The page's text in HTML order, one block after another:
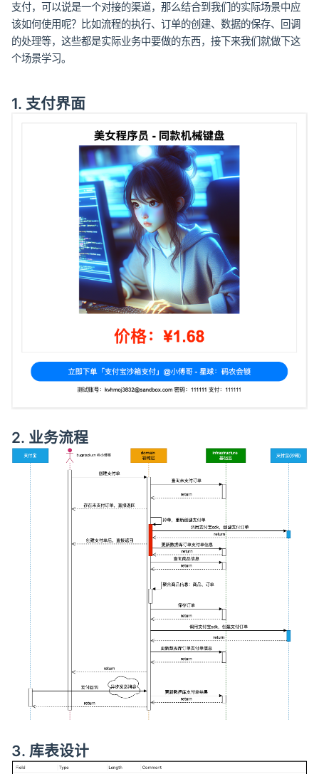
支付，可以说是一个对接的渠道，那么结合到我们的实际场景中应
该如何使用呢？比如流程的执行、订单的创建、数据的保存、回调
的处理等，这些都是实际业务中要做的东西，接下来我们就做下这
个场景学习。
1. 支付界面
2. 业务流程
3. 库表设计